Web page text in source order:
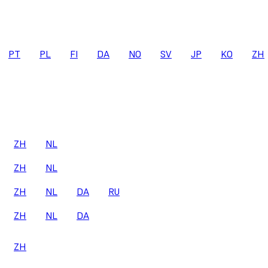
PT PL FI DA NO SV JP KO
ZH
ZH
NL
ZH
NL
ZH NL DA
RU
ZH NL
DA
ZH